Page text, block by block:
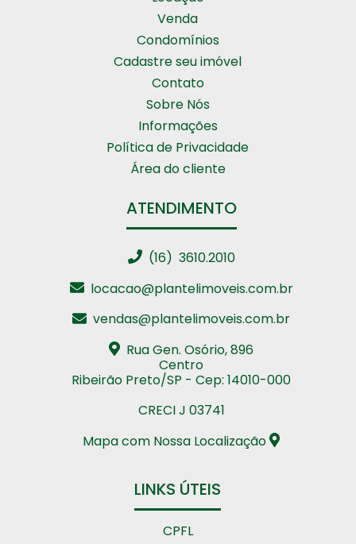
Venda
Condomínios
Cadastre seu imóvel
Contato
Sobre Nós
Informações
Política de Privacidade
Área do cliente
ATENDIMENTO
(16) 3610.2010
locacao@plantelimoveis.com.br
vendas@plantelimoveis.com.br
Rua Gen. Osório, 896
Centro
Ribeirão Preto/SP - Cep: 14010-000
CRECI J 03741
Mapa com Nossa Localização
LINKS ÚTEIS
CPFL